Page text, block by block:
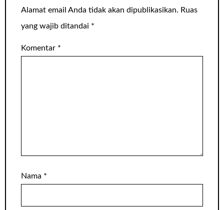
Alamat email Anda tidak akan dipublikasikan. Ruas
yang wajib ditandai *
Komentar *
Nama *